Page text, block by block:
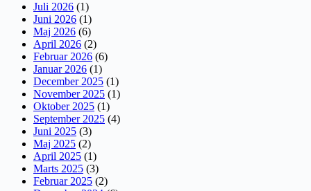
Juli 2026 (1)
Juni 2026 (1)
Maj 2026 (6)
April 2026 (2)
Februar 2026 (6)
Januar 2026 (1)
December 2025 (1)
November 2025 (1)
Oktober 2025 (1)
September 2025 (4)
Juni 2025 (3)
Maj 2025 (2)
April 2025 (1)
Marts 2025 (3)
Februar 2025 (2)